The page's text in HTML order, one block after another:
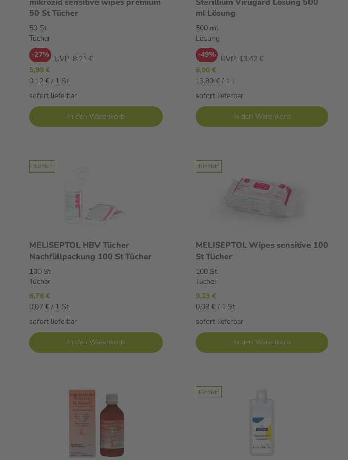
50 St Tücher
50 St
Tücher
-27% UVP: 8,21 €
5,99 €
0,12 € / 1 St
sofort lieferbar
In den Warenkorb
ml Lösung
500 ml
Lösung
-49%
UVP: 13,42 €
6,90 €
13,80 € / 1 l
sofort lieferbar
In den Warenkorb
Biozid2
MELISEPTOL HBV Tücher
Nachfüllpackung 100 St Tücher
100 St
Tücher
6,78 €
0,07 € / 1 St
sofort lieferbar
In den Warenkorb
Biozid2
MELISEPTOL Wipes sensitive 100
St Tücher
100 St
Tücher
9,23 €
0,09 € / 1 St
sofort lieferbar
In den Warenkorb
Biozid2